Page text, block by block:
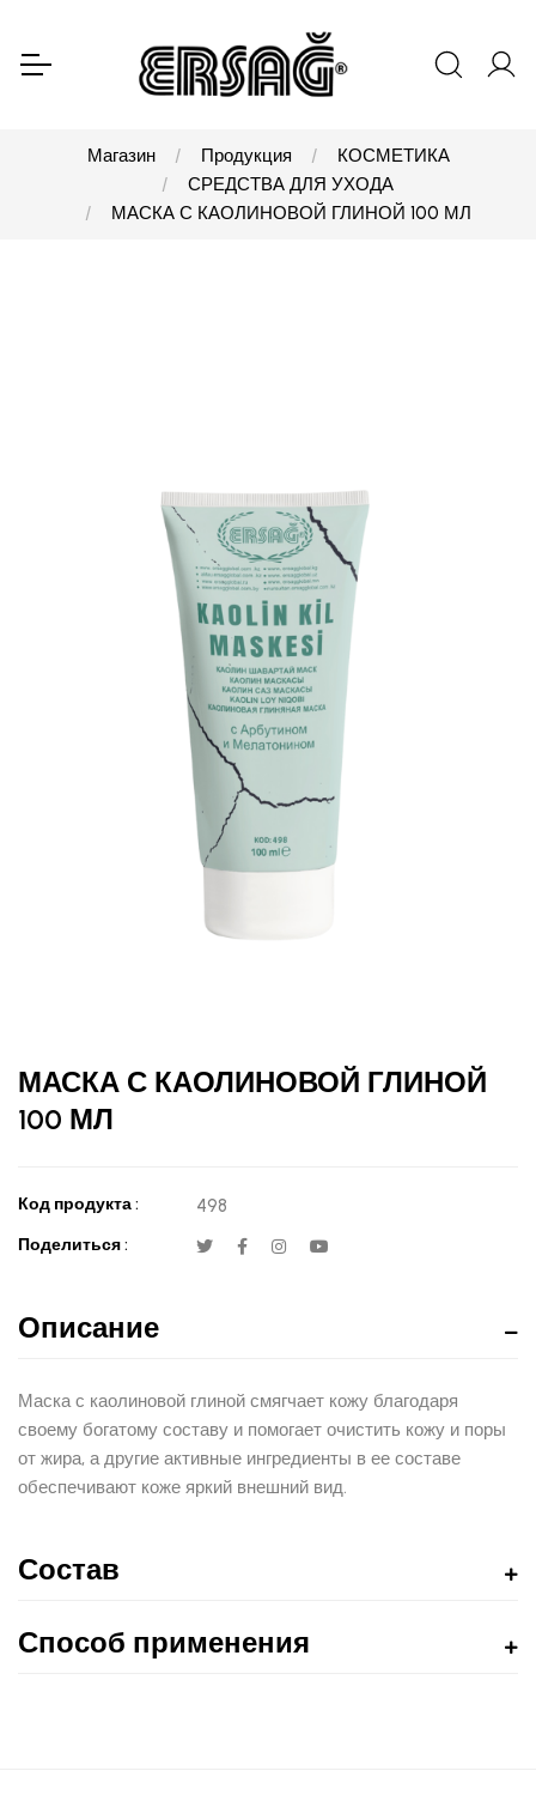
Магазин Продукция
КОСМЕТИКА
СРЕДСТВА ДЛЯ УХОДА
МАСКА С КАОЛИНОВОЙ ГЛИНОЙ 100 МЛ
МАСКА С КАОЛИНОВОЙ ГЛИНОЙ
100 МЛ
Код продукта : 498
Поделиться :
Описание
Маска с каолиновой глиной смягчает кожу благодаря
своему богатому составу и помогает очистить кожу и поры
от жира, а другие активные ингредиенты в ее составе
обеспечивают коже яркий внешний вид.
Состав
Способ применения